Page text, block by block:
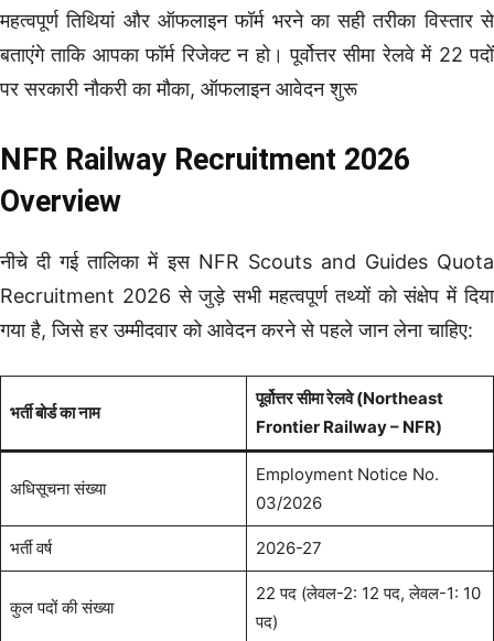
महत्वपूर्ण तिथियां और ऑफलाइन फॉर्म भरने का सही तरीका विस्तार से
बताएंगे ताकि आपका फॉर्म रिजेक्ट न हो। पूर्वोत्तर सीमा रेलवे में 22 पदों
पर सरकारी नौकरी का मौका, ऑफलाइन आवेदन शुरू
NFR Railway Recruitment 2026
Overview
नीचे दी गई तालिका में इस NFR Scouts and Guides Quota
Recruitment 2026 से जुड़े सभी महत्वपूर्ण तथ्यों को संक्षेप में दिया
गया है, जिसे हर उम्मीदवार को आवेदन करने से पहले जान लेना चाहिए:
भर्ती बोर्ड का नाम
पूर्वोत्तर सीमा रेलवे (Northeast
Frontier Railway – NFR)
अधिसूचना संख्या
Employment Notice No.
03/2026
भर्ती वर्ष 2026-27
कुल पदों की संख्या
22 पद (लेवल-2: 12 पद, लेवल-1: 10
पद)